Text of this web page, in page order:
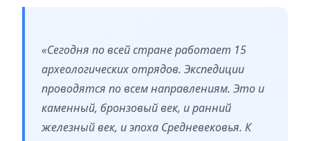
«Сегодня по всей стране работает 15
археологических отрядов. Экспедиции
проводятся по всем направлениям. Это и
каменный, бронзовый век, и ранний
железный век, и эпоха Средневековья. К